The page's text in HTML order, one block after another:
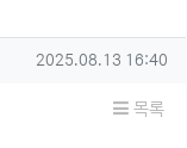
작성일
2025.08.13 16:40
목록